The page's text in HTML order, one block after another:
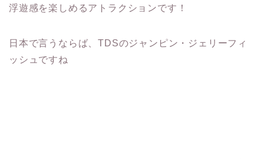
浮遊感を楽しめるアトラクションです！
日本で言うならば、TDSのジャンピン・ジェリーフィ
ッシュですね